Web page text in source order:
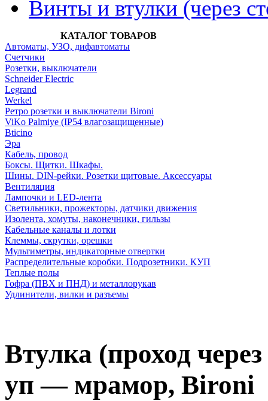
Винты и втулки (через
КАТАЛОГ ТОВАРОВ
Автоматы, УЗО, дифавтоматы
Счетчики
Розетки, выключатели
Schneider Electric
Legrand
Werkel
Ретро розетки и выключатели Bironi
ViKo Palmiye (IP54 влагозащищенные)
Bticino
Эра
Кабель, провод
Боксы. Щитки. Шкафы.
Шины. DIN-рейки. Розетки щитовые. Аксессуары
Вентиляция
Лампочки и LED-лента
Светильники, прожекторы, датчики движения
Изолента, хомуты, наконечники, гильзы
Кабельные каналы и лотки
Клеммы, скрутки, орешки
Мультиметры, индикаторные отвертки
Распределительные коробки. Подрозетники. КУП
Теплые полы
Гофра (ПВХ и ПНД) и металлорукав
Удлинители, вилки и разъемы
Втулка (проход
уп — мрамор, Bironi